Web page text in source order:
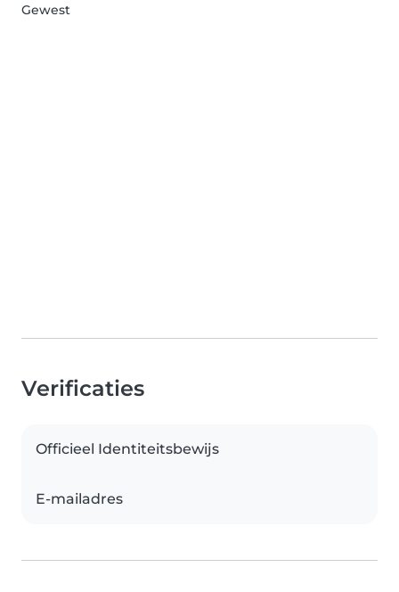
Gewest
Verificaties
Officieel Identiteitsbewijs
E-mailadres